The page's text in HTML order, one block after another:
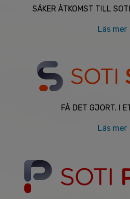
SÄKER ÅTKOMST TILL
Läs mer
FÅ DET GJORT. I
Läs mer